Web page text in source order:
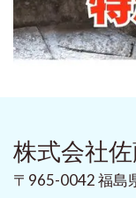
株式会社
〒965-0042 福島